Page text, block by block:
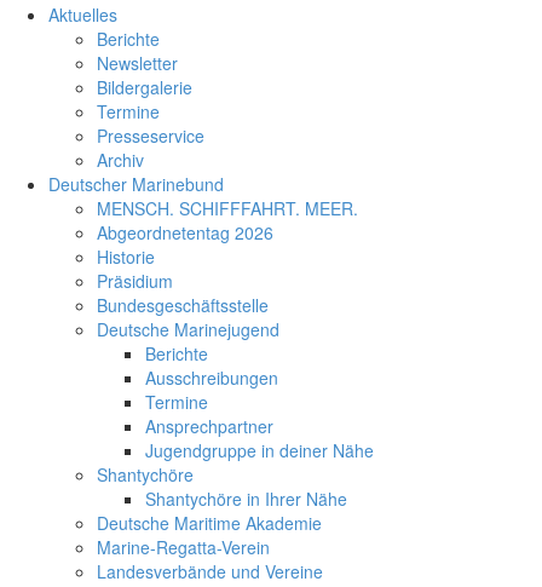
Aktuelles
Berichte
Newsletter
Bildergalerie
Termine
Presseservice
Archiv
Deutscher Marinebund
MENSCH. SCHIFFFAHRT. MEER.
Abgeordnetentag 2026
Historie
Präsidium
Bundesgeschäftsstelle
Deutsche Marinejugend
Berichte
Ausschreibungen
Termine
Ansprechpartner
Jugendgruppe in deiner Nähe
Shantychöre
Shantychöre in Ihrer Nähe
Deutsche Maritime Akademie
Marine-Regatta-Verein
Landesverbände und Vereine